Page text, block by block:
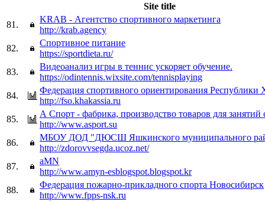
Site title
81.
KRAB - Агентство спортивного маркетинга
http://krab.agency
82.
Спортивное питание
https://sportdieta.ru/
83.
Видеоанализ игры в теннис ускоряет обучение.
https://odintennis.wixsite.com/tennisplaying
84.
Федерация спортивного ориентирования Республики
http://fso.khakassia.ru
85.
А Спорт - фабрика, производство товаров для занятий
http://www.asport.su
86.
МБОУ ДОД "ДЮСШ Яшкинского муниципального
http://zdorovvsegda.ucoz.net/
87.
aMN
http://www.amyn-esblogspot.blogspot.kr
88.
Федерация пожарно-прикладного спорта Новосибирск
http://www.fpps-nsk.ru